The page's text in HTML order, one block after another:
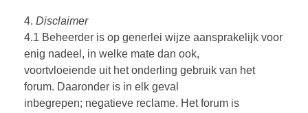
4. Disclaimer
4.1 Beheerder is op generlei wijze aansprakelijk voor
enig nadeel, in welke mate dan ook,
voortvloeiende uit het onderling gebruik van het
forum. Daaronder is in elk geval
inbegrepen; negatieve reclame. Het forum is